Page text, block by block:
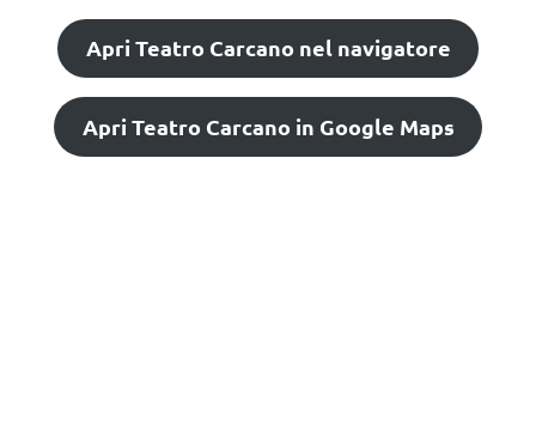
Apri Teatro Carcano nel navigatore
Apri Teatro Carcano in Google Maps